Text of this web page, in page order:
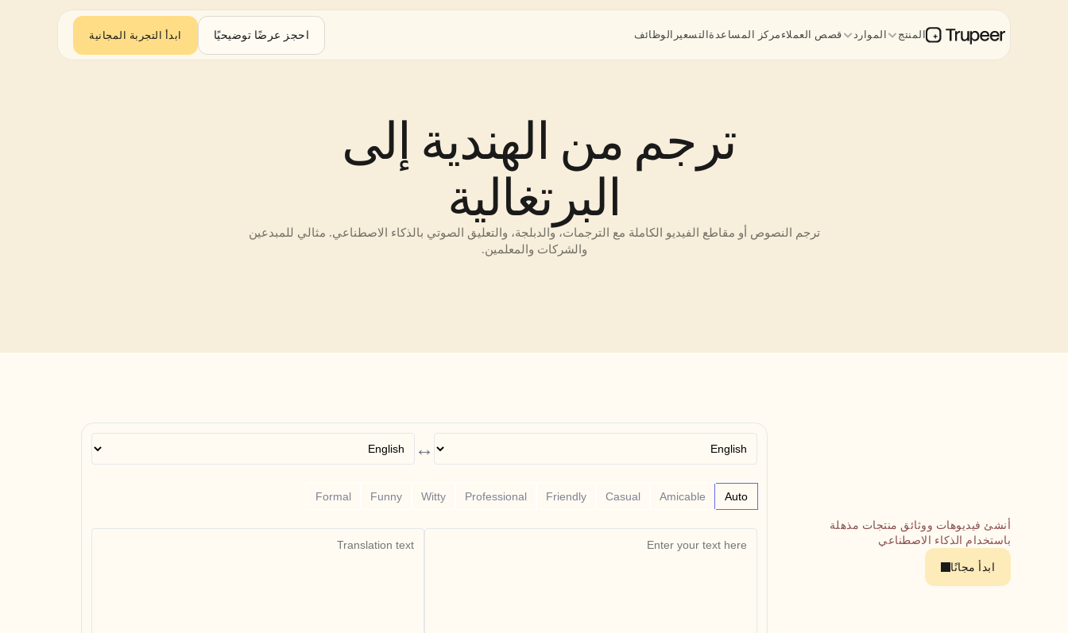
البرتغالية
والشركات والمعلمين.
باستخدام الذكاء الاصطناعي
ابدأ مجانًا
↔
Auto
Amicable
Casual
Friendly
Professional
Witty
Funny
Formal
المنتج الموارد قصص العملاءمركز المساعدةالتسعير الوظائف احجز عرضًا توضيحيًا ابدأ التجربة المجانية